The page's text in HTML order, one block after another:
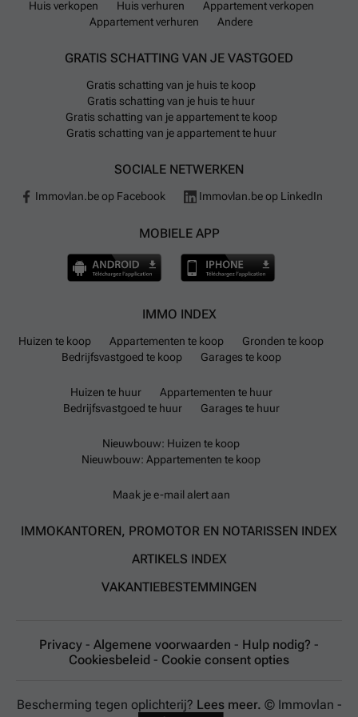
nieuwbouwwoning in landelijke stijl of een moderne alleenstaande
villa? Plan dan snel uw afspraak! Contacteer ons op het nummer ###
Huis verkopen Huis verhuren
Appartement verkopen
Appartement verhuren
Andere
GRATIS SCHATTING VAN JE VASTGOED
Gratis schatting van je huis te koop
Gratis schatting van je huis te huur
Gratis schatting van je appartement te koop
Gratis schatting van je appartement te huur
SOCIALE NETWERKEN
Immovlan.be op Facebook Immovlan.be op LinkedIn
MOBIELE APP
IMMO INDEX
Huizen te koop Appartementen te koop
Gronden te koop
Bedrijfsvastgoed te koop
Garages te koop
Huizen te huur
Appartementen te huur
Bedrijfsvastgoed te huur
Garages te huur
Nieuwbouw: Huizen te koop
Nieuwbouw: Appartementen te koop
Maak je e-mail alert aan
IMMOKANTOREN, PROMOTOR EN NOTARISSEN INDEX
ARTIKELS INDEX
VAKANTIEBESTEMMINGEN
Privacy - Algemene voorwaarden - Hulp nodig? -
Cookiesbeleid - Cookie consent opties
Bescherming tegen oplichterij? Lees meer. © Immovlan -